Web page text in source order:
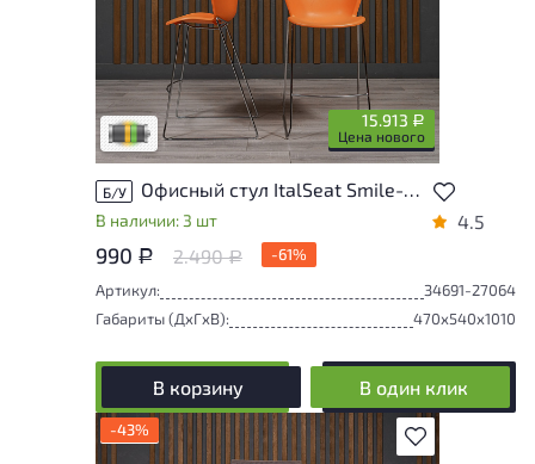
15.913 Р
Цена нового
Товар представлен с разной степенью
износа. От незначительных следов
эксплуатации до мелких повреждений, не
влияющих на удобство его
использования. Подробнее об износе в
разделе характеристики.
Разная степень износа
Б/У Офисный стул ItalSeat Smile-Bar Пластик Оранжевый Италия
В наличии: 3 шт 4.5
990 Р 2.490Р
-61%
Артикул:
34691-27064
Габариты (ДxГxВ):
470x540x1010
В корзину В один клик
В избранное
-43%